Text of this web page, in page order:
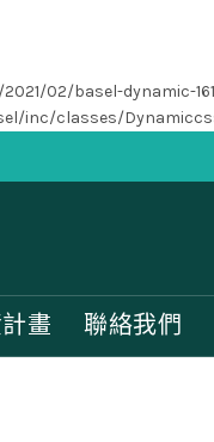
02/basel-dynamic-
inc/classes/
畫 聯絡我們